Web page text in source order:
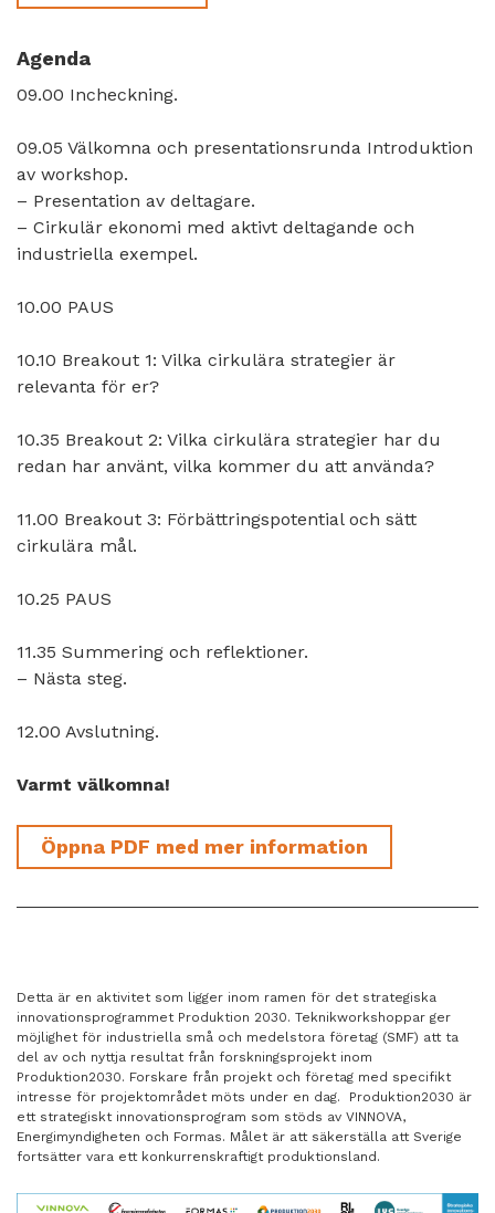
Agenda
09.00 Incheckning.
09.05 Välkomna och presentationsrunda Introduktion
av workshop.
– Presentation av deltagare.
– Cirkulär ekonomi med aktivt deltagande och
industriella exempel.
10.00 PAUS
10.10 Breakout 1: Vilka cirkulära strategier är
relevanta för er?
10.35 Breakout 2: Vilka cirkulära strategier har du
redan har använt, vilka kommer du att använda?
11.00 Breakout 3: Förbättringspotential och sätt
cirkulära mål.
10.25 PAUS
11.35 Summering och reflektioner.
– Nästa steg.
12.00 Avslutning.
Varmt välkomna!
Öppna PDF med mer information
Detta är en aktivitet som ligger inom ramen för det strategiska
innovationsprogrammet Produktion 2030. Teknikworkshoppar ger
möjlighet för industriella små och medelstora företag (SMF) att ta
del av och nyttja resultat från forskningsprojekt inom
Produktion2030. Forskare från projekt och företag med specifikt
intresse för projektområdet möts under en dag. Produktion2030 är
ett strategiskt innovationsprogram som stöds av VINNOVA,
Energimyndigheten och Formas. Målet är att säkerställa att Sverige
fortsätter vara ett konkurrenskraftigt produktionsland.